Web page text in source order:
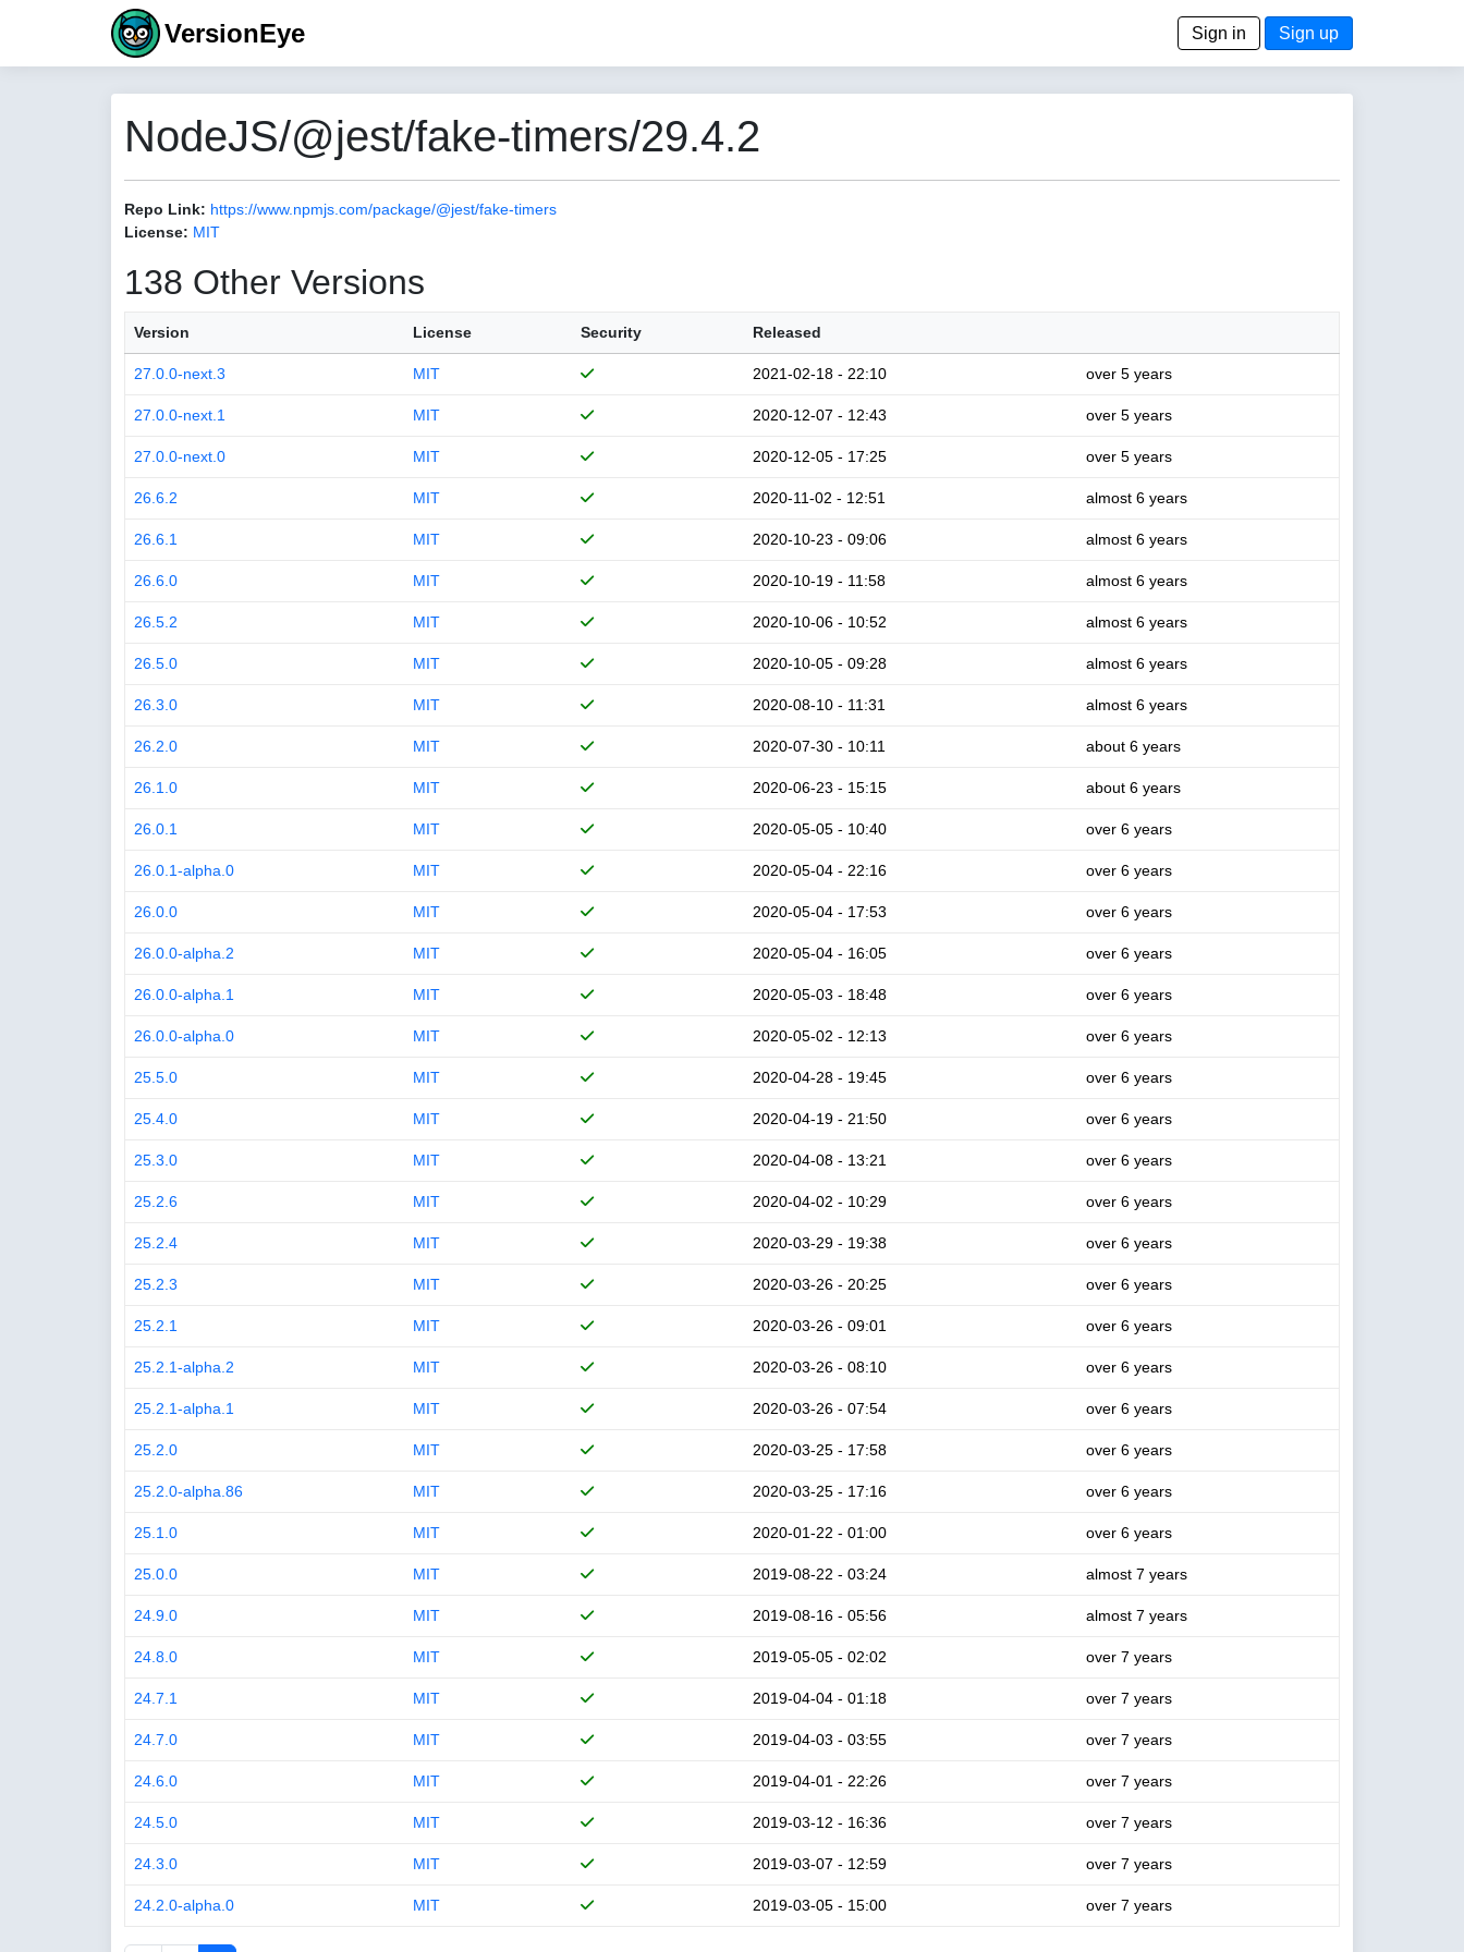
VersionEye Sign in Sign up
NodeJS/@jest/fake-timers/29.4.2
Repo Link: https://www.npmjs.com/package/@jest/fake-timers
License: MIT
138 Other Versions
Version License Security Released
27.0.0-next.3 MIT 2021-02-18 - 22:10 over 5 years
27.0.0-next.1 MIT 2020-12-07 - 12:43 over 5 years
27.0.0-next.0 MIT 2020-12-05 - 17:25 over 5 years
26.6.2 MIT 2020-11-02 - 12:51 almost 6 years
26.6.1 MIT 2020-10-23 - 09:06 almost 6 years
26.6.0 MIT 2020-10-19 - 11:58 almost 6 years
26.5.2 MIT 2020-10-06 - 10:52 almost 6 years
26.5.0 MIT 2020-10-05 - 09:28 almost 6 years
26.3.0 MIT 2020-08-10 - 11:31 almost 6 years
26.2.0 MIT 2020-07-30 - 10:11 about 6 years
26.1.0 MIT 2020-06-23 - 15:15 about 6 years
26.0.1 MIT 2020-05-05 - 10:40 over 6 years
26.0.1-alpha.0 MIT 2020-05-04 - 22:16 over 6 years
26.0.0 MIT 2020-05-04 - 17:53 over 6 years
26.0.0-alpha.2 MIT 2020-05-04 - 16:05 over 6 years
26.0.0-alpha.1 MIT 2020-05-03 - 18:48 over 6 years
26.0.0-alpha.0 MIT 2020-05-02 - 12:13 over 6 years
25.5.0 MIT 2020-04-28 - 19:45 over 6 years
25.4.0 MIT 2020-04-19 - 21:50 over 6 years
25.3.0 MIT 2020-04-08 - 13:21 over 6 years
25.2.6 MIT 2020-04-02 - 10:29 over 6 years
25.2.4 MIT 2020-03-29 - 19:38 over 6 years
25.2.3 MIT 2020-03-26 - 20:25 over 6 years
25.2.1 MIT 2020-03-26 - 09:01 over 6 years
25.2.1-alpha.2 MIT 2020-03-26 - 08:10 over 6 years
25.2.1-alpha.1 MIT 2020-03-26 - 07:54 over 6 years
25.2.0 MIT 2020-03-25 - 17:58 over 6 years
25.2.0-alpha.86 MIT 2020-03-25 - 17:16 over 6 years
25.1.0 MIT 2020-01-22 - 01:00 over 6 years
25.0.0 MIT 2019-08-22 - 03:24 almost 7 years
24.9.0 MIT 2019-08-16 - 05:56 almost 7 years
24.8.0 MIT 2019-05-05 - 02:02 over 7 years
24.7.1 MIT 2019-04-04 - 01:18 over 7 years
24.7.0 MIT 2019-04-03 - 03:55 over 7 years
24.6.0 MIT 2019-04-01 - 22:26 over 7 years
24.5.0 MIT 2019-03-12 - 16:36 over 7 years
24.3.0 MIT 2019-03-07 - 12:59 over 7 years
24.2.0-alpha.0 MIT 2019-03-05 - 15:00 over 7 years